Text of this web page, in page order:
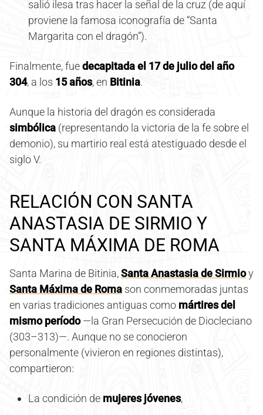
salió ilesa tras hacer la señal de la cruz (de aquí
proviene la famosa iconografía de “Santa
Margarita con el dragón”).
Finalmente, fuedecapitada el 17 de julio del año
304, a los 15 años, en Bitinia.
Aunque la historia del dragón es considerada
simbólica (representando la victoria de la fe sobre el
demonio), su martirio real está atestiguado desde el
siglo V.
RELACIÓN CON SANTA
ANASTASIA DE SIRMIO Y
SANTA MÁXIMA DE ROMA
Santa Marina de Bitinia,Santa Anastasia de Sirmioy
Santa Máxima de Roma son conmemoradas juntas
en varias tradiciones antiguas como mártires del
mismo período—la Gran Persecución de Diocleciano
(303–313)—. Aunque no se conocieron
personalmente (vivieron en regiones distintas),
compartieron:
La condición de mujeres jóvenes,